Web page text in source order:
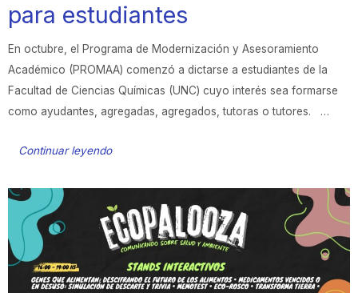
para estudiantes
En octubre, el Programa de Modernización y Asesoramiento
Académico (PROMAA) comenzó a dictarse a estudiantes de la
Facultad de Ciencias Químicas (UNC) cuyo interés sea formarse
como ayudantes, agregadas, agregados, tutoras o tutores. …
Continuar leyendo